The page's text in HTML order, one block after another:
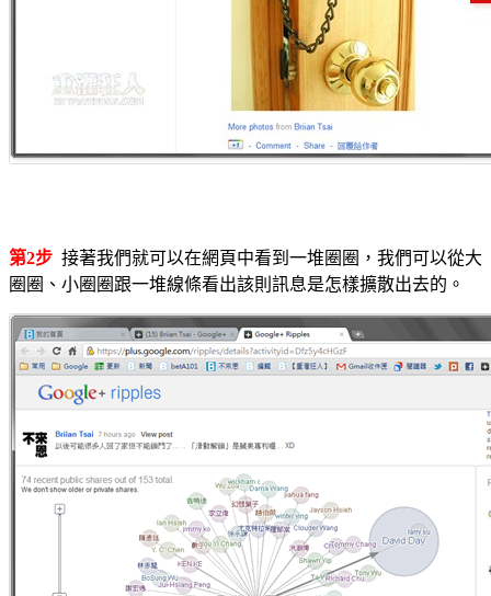
第2步 接著我們就可以在網頁中看到一堆圈圈，我們可以從大
圈圈、小圈圈跟一堆線條看出該則訊息是怎樣擴散出去的。